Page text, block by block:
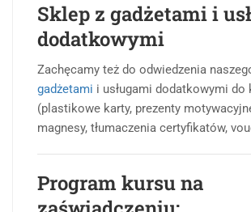
Sklep z gadżetami i
dodatkowymi
Zachęcamy też do odwiedzenia
gadżetami i usługami dodatkowymi do
(plastikowe karty, prezenty
magnesy, tłumaczenia certyfikatów,
Program kursu na